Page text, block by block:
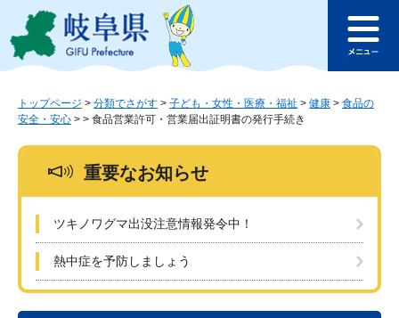
ジ
ュ
このページの本文へ
ュ
トップページ > 分類でさがす > 子ども・女性・医療・福祉 > 健康 > 食品の
安全・安心 > > 食品営業許可・営業届出証明書の発行手続き
重要なお知らせ
ツキノワグマ出没注意情報発令中！
熱中症を予防しましょう